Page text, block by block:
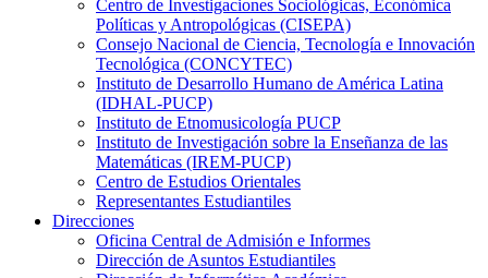
Centro de Investigaciones Sociológicas, Económica
Políticas y Antropológicas (CISEPA)
Consejo Nacional de Ciencia, Tecnología e Innovación
Tecnológica (CONCYTEC)
Instituto de Desarrollo Humano de América Latina
(IDHAL-PUCP)
Instituto de Etnomusicología PUCP
Instituto de Investigación sobre la Enseñanza de las
Matemáticas (IREM-PUCP)
Centro de Estudios Orientales
Representantes Estudiantiles
Direcciones
Oficina Central de Admisión e Informes
Dirección de Asuntos Estudiantiles